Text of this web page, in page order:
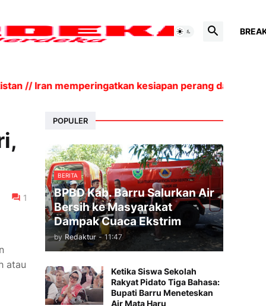
kesiapan perang dan biaya
1
atau
POPULER
BERITA
BPBD Kab. Barru Salurkan Air
Bersih ke Masyarakat
Dampak Cuaca Ekstrim
by Redaktur - 11:47
Ketika Siswa Sekolah
Rakyat Pidato Tiga Bahasa:
Bupati Barru Meneteskan
Air Mata Haru